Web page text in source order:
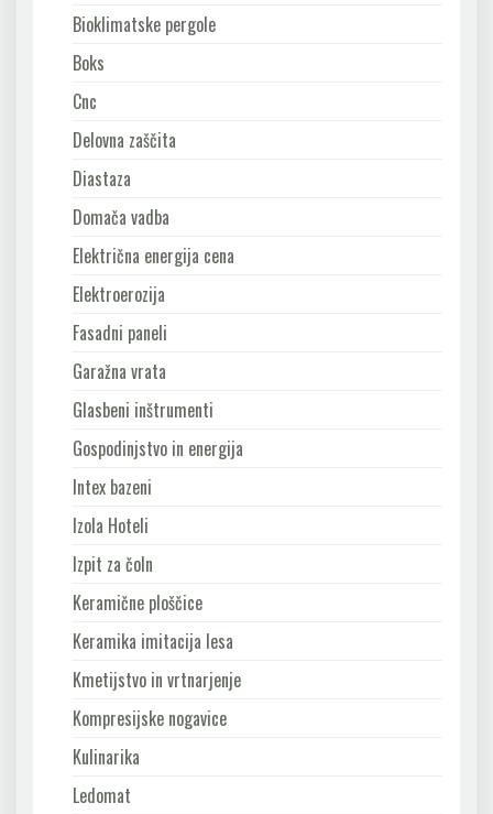
Bioklimatske pergole
Boks
Cnc
Delovna zaščita
Diastaza
Domača vadba
Električna energija cena
Elektroerozija
Fasadni paneli
Garažna vrata
Glasbeni inštrumenti
Gospodinjstvo in energija
Intex bazeni
Izola Hoteli
Izpit za čoln
Keramične ploščice
Keramika imitacija lesa
Kmetijstvo in vrtnarjenje
Kompresijske nogavice
Kulinarika
Ledomat